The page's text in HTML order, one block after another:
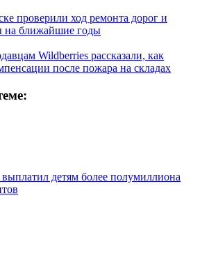
проверили ход ремонта дорог и
на ближайшие годы
Wildberries рассказали, как
после пожара на складах
детям более полумиллиона